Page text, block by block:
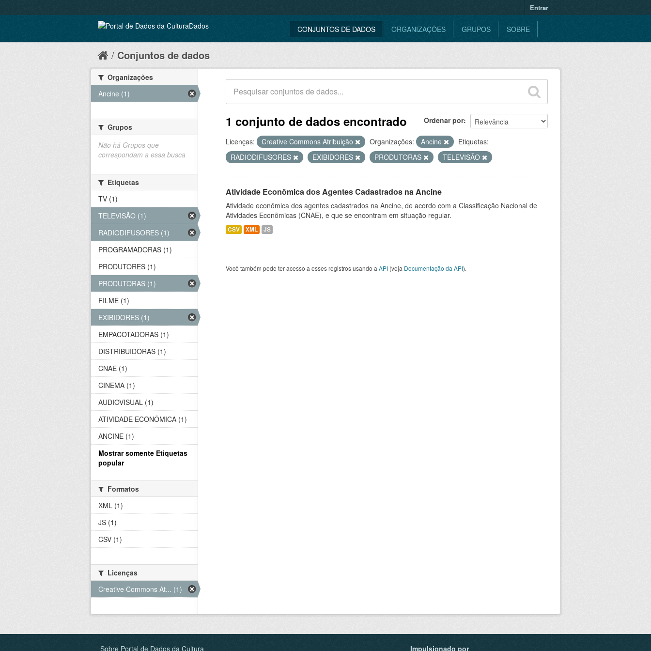
Entrar
CONJUNTOS DE DADOS ORGANIZAÇÕES GRUPOS SOBRE
Conjuntos de dados
Ordenar por
1 conjunto de dados encontrado
Licenças: Creative Commons Atribuição Organizações: Ancine
Etiquetas:
RADIODIFUSORES
EXIBIDORES PRODUTORAS TELEVISÃO
Atividade Econômica dos Agentes Cadastrados na Ancine
Atividade econômica dos agentes cadastrados na Ancine, de acordo com a Classificação Nacional de
Atividades Econômicas (CNAE), e que se encontram em situação regular.
CSV XML JS
Você também pode ter acesso a esses registros usando a API (veja Documentação da API).
Organizações
Ancine (1)
Grupos
Não há Grupos que
correspondam a essa busca
Etiquetas
TV (1)
TELEVISÃO (1)
RADIODIFUSORES (1)
PROGRAMADORAS (1)
PRODUTORES (1)
PRODUTORAS (1)
FILME (1)
EXIBIDORES (1)
EMPACOTADORAS (1)
DISTRIBUIDORAS (1)
CNAE (1)
CINEMA (1)
AUDIOVISUAL (1)
ATIVIDADE ECONÔMICA (1)
ANCINE (1)
Mostrar somente Etiquetas
popular
Formatos
XML (1)
JS (1)
CSV (1)
Licenças
Creative Commons At... (1)
Sobre Portal de Dados da Cultura Impulsionado por